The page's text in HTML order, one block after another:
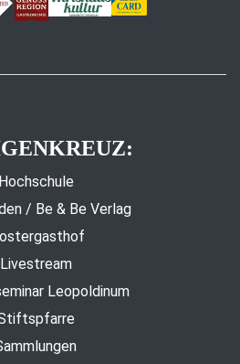
Hochschule
/ Be & Be Verlag
Livestream
Leopoldinum